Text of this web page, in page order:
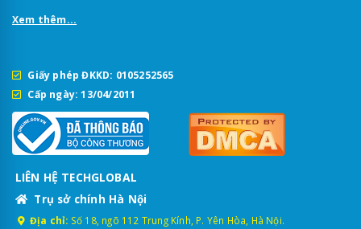
Xem thêm...
Giấy phép ĐKKD: 0105252565
Cấp ngày: 13/04/2011
LIÊN HỆ TECHGLOBAL
Trụ sở chính Hà Nội
Địa chỉ: Số 18, ngõ 112 Trung Kính, P. Yên Hòa, Hà Nội.